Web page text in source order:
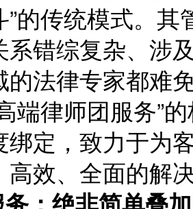
”的传统模式。
系错综复杂、涉
的法律专家都难
端律师团服务”
绑定，致力于为
高效、全面的解